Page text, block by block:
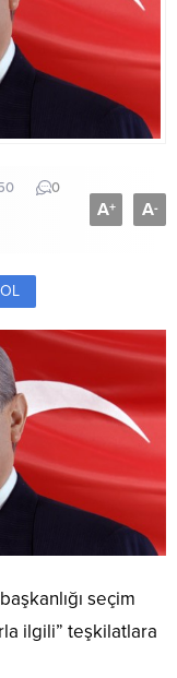
0
A+ A-
seçim
ilgili” teşkilatlara